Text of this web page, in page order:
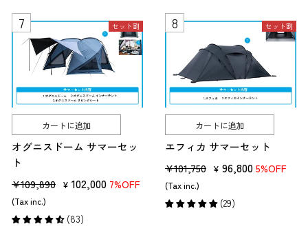
キャンプ用ナイフを選ぶには、何に使うか用途をしっかり決める必要が
セット割
カートに追加
オグニスドーム サマーセッ
ト
販
売
価
¥109,890 セ
ル
¥ 102,000 7%OFF
(Tax inc.)
(83)
セット割
カートに追加
エフィカ サマーセット
販
売
価
¥101,750 セ
ル
¥ 96,800 5%OFF
(Tax inc.)
(29)